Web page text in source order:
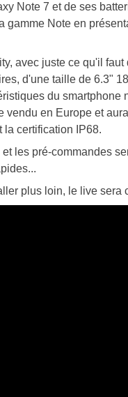
Note 7 et de ses
Note en
avec juste ce qu'il
d'une taille de 6.3"
du smartphone
en Europe et
la certification IP68.
les pré-commandes
plus loin, le live sera